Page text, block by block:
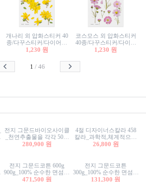
개나리 외 압화스티커 40
종/다꾸스티커/다이어리
꾸미기/꽃스티커/자연물
1,230 원
코스모스 외 압화스티커
40종/다꾸스티커/다이어
리꾸미기/꽃스티커/자연
1,230 원
1 /46
전지 그문드바이오사이클
_천연추출물을 각각 50%
이상 함유한 친환경그래
280,900 원
4절 디자이너스칼라 458
칼라_과학적,체계적으로
분류된 200색을 갖춘 색지
26,800 원
전지 그문드코튼 600g
900g_100% 순수한 면섬유
로 만든 친환경프리미엄
471,500 원
전지 그문드코튼
300g_100% 순수한 면섬유
로 만든 친환경프리미엄
131,300 원